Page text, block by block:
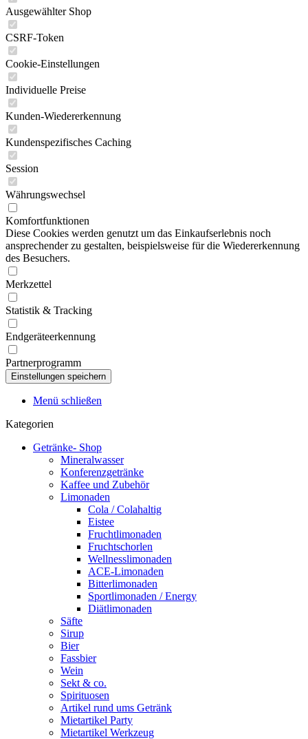
Ausgewählter Shop
CSRF-Token
Cookie-Einstellungen
Individuelle Preise
Kunden-Wiedererkennung
Kundenspezifisches Caching
Session
Währungswechsel
Komfortfunktionen
Diese Cookies werden genutzt um das Einkaufserlebnis noch
ansprechender zu gestalten, beispielsweise für die Wiedererkennung
des Besuchers.
Merkzettel
Statistik & Tracking
Endgeräteerkennung
Partnerprogramm
Menü schließen
Kategorien
Getränke- Shop
Mineralwasser
Konferenzgetränke
Kaffee und Zubehör
Limonaden
Cola / Colahaltig
Eistee
Fruchtlimonaden
Fruchtschorlen
Wellnesslimonaden
ACE-Limonaden
Bitterlimonaden
Sportlimonaden / Energy
Diätlimonaden
Säfte
Sirup
Bier
Fassbier
Wein
Sekt & co.
Spirituosen
Artikel rund ums Getränk
Mietartikel Party
Mietartikel Werkzeug